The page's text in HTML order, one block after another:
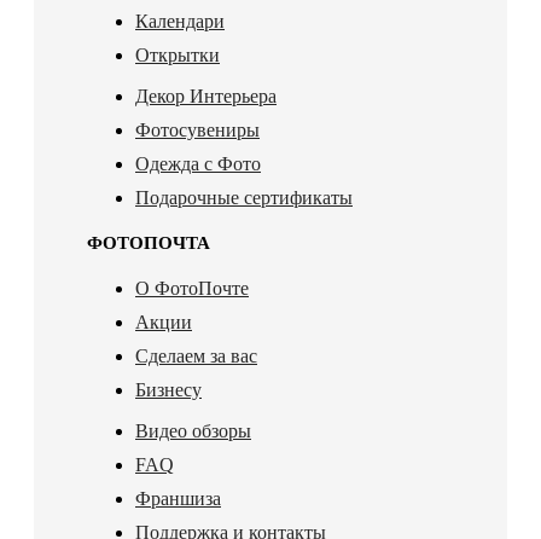
Календари
Открытки
Декор Интерьера
Фотосувениры
Одежда с Фото
Подарочные сертификаты
ФОТОПОЧТА
О ФотоПочте
Акции
Сделаем за вас
Бизнесу
Видео обзоры
FAQ
Франшиза
Поддержка и контакты